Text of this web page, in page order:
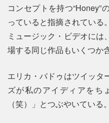
コンセプトを持つ“Honey”
っていると指摘されている
ミュージック・ビデオには
場する同じ作品もいくつか
エリカ・バドゥはツイッタ
ズが私のアイディアをち
（笑）」とつぶやいている。